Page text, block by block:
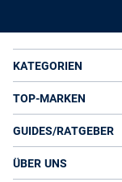
KATEGORIEN
TOP-MARKEN
GUIDES/RATGEBER
ÜBER UNS